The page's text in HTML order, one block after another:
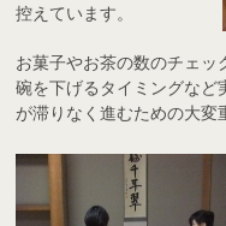
控えています。
お菓子やお茶の数のチェ
碗を下げるタイミングな
が滞りなく進むための大変